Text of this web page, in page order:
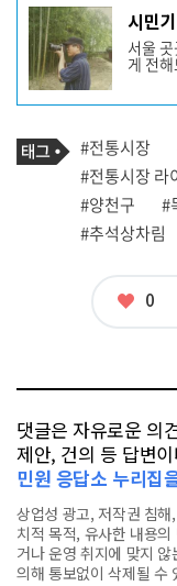
기
사
작
성
자
프
필
시민
서울
게 전
기
사
관
련
태
그
태
그
#전통시장
#전통시장 라
#양천구
#
#추석상차림
좋
0
댓글은 자유로운 의
제안, 건의 등 답변
민원 응답소 누리집
상업성 광고, 저작권 침
치적 목적, 유사한 내용
거나 운영 취지에 맞지
의해 통보없이 삭제될 수